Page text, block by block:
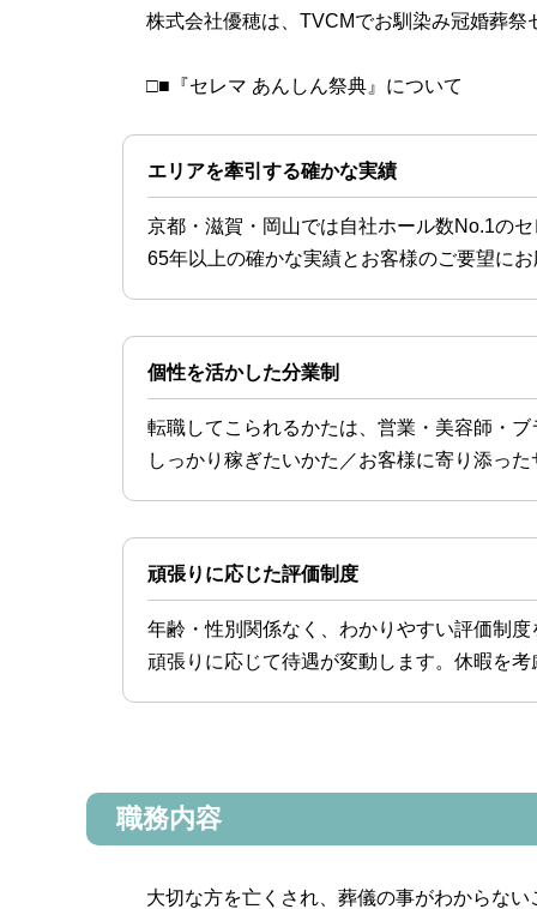
株式会社優穂は、TVCMでお馴染み冠婚葬
□■『セレマ あんしん祭典』について
エリアを牽引する確かな実績
京都・滋賀・岡山では自社ホール数No.1の
65年以上の確かな実績とお客様のご要望に
個性を活かした分業制
転職してこられるかたは、営業・美容師・
しっかり稼ぎたいかた／お客様に寄り添っ
頑張りに応じた評価制度
年齢・性別関係なく、わかりやすい評価制
頑張りに応じて待遇が変動します。休暇を
職務内容
大切な方を亡くされ、葬儀の事がわからな